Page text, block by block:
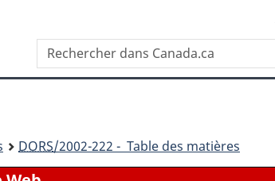
Rechercher
dans
Canada.ca
DORS/2002-222 - Table des matières